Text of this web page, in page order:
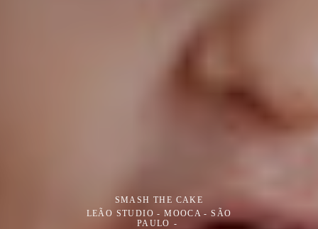
SMASH THE CAKE
LEÃO STUDIO - MOOCA - SÃO
PAULO